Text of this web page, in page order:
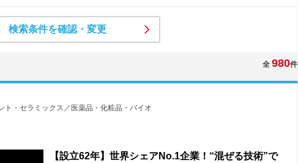
検索条件を確認・変更
全 980件
ト・セラミックス／医薬品・化粧品・バイオ
【設立62年】世界シェアNo.1企業！“混ぜる技術”で